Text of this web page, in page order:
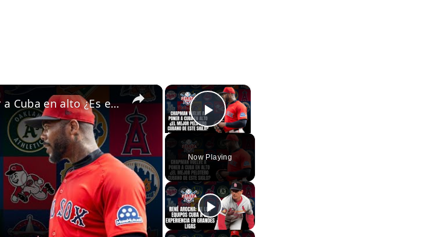
×
Play Video
Now Playing
×
Video
Aroldis Chapman vuelve a poner a Cuba en alto ¿Es el mejor pelotero cubano de este siglo?